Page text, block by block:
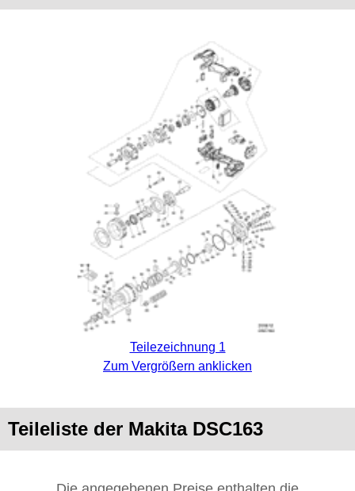
Teilezeichnung 1
Zum Vergrößern anklicken
Teileliste der Makita DSC163